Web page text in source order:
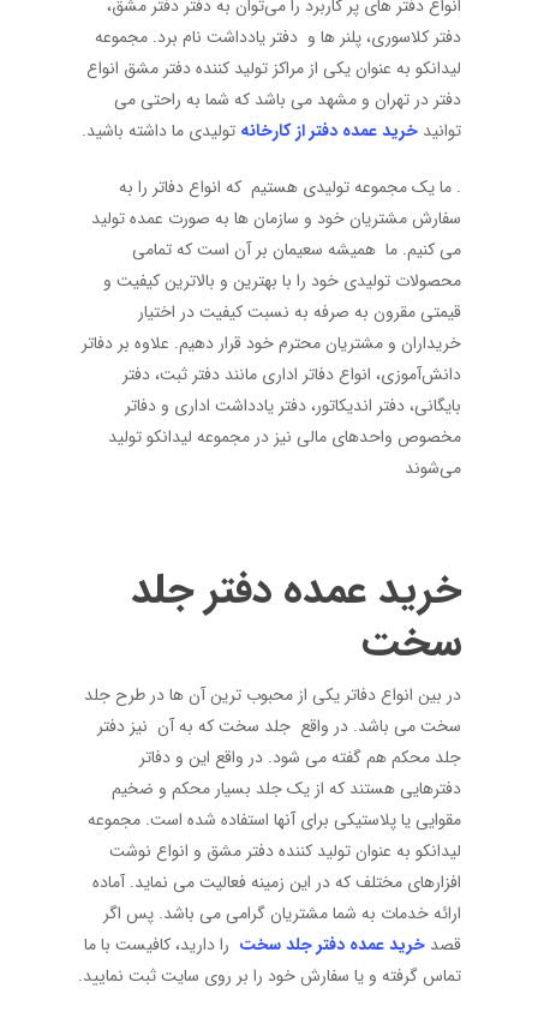
انواع دفتر های پر کاربرد را می‌توان به دفتر دفتر مشق،
دفتر کلاسوری، پلنر ها و دفتر یادداشت نام برد. مجموعه
لیدانکو به عنوان یکی از مراکز تولید کننده دفتر مشق انواع
دفتر در تهران و مشهد می باشد که شما به راحتی می
توانید خرید عمده دفتراز کارخانه تولیدی ما داشته باشید.
. ما یک مجموعه تولیدی هستیم که انواع دفاتر را به
سفارش مشتریان خود و سازمان ها به صورت عمده تولید
می کنیم. ما همیشه سعیمان بر آن است که تمامی
محصولات تولیدی خود را با بهترین و بالاترین کیفیت و
قیمتی مقرون به صرفه به نسبت کیفیت در اختیار
خریداران و مشتریان محترم خود قرار دهیم. علاوه بر دفاتر
دانش‌آموزی، انواع دفاتر اداری مانند دفتر ثبت، دفتر
بایگانی، دفتر اندیکاتور، دفتر یادداشت اداری و دفاتر
مخصوص واحدهای مالی نیز در مجموعه لیدانکو تولید
می‌شوند
خرید عمده دفتر جلد
سخت
در بین انواع دفاتر یکی از محبوب ترین آن ها در طرح جلد
سخت می باشد. در واقع جلد سخت که به آن نیز دفتر
جلد محکم هم گفته می شود. در واقع این و دفاتر
دفترهایی هستند که از یک جلد بسیار محکم و ضخیم
مقوایی یا پلاستیکی برای آنها استفاده شده است. مجموعه
لیدانکو به عنوان تولید کننده دفتر مشق و انواع نوشت
افزارهای مختلف که در این زمینه فعالیت می نماید. آماده
ارائه خدمات به شما مشتریان گرامی می باشد. پس اگر
قصد خرید عمده دفتر جلد سخت را دارید، کافیست با ما
تماس گرفته و یا سفارش خود را بر روی سایت ثبت نمایید.